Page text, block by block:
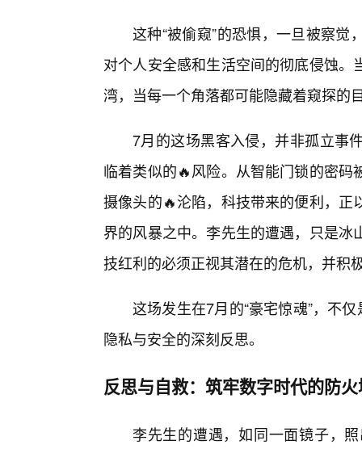
这种“被偷窥”的恐惧，一旦被察
对个人安全感和生活空间的彻底侵蚀
湾，当每一个角落都可能隐藏着窥探的
7月的这场黑客入侵，并非孤立事
临着类似的🔥风险。从智能门锁的密
摄像头的🔥沦陷，科技带来的便利，
界的风暴之中。李先生的遭遇，只是
技红利的必须正视其潜在的危机，并积
这场发生在7月的“豪宅惊魂”，不
隐私与安全的深刻反思。
反思与自救：筑牢数字时代的防
李先生的遭遇，如同一面镜子，